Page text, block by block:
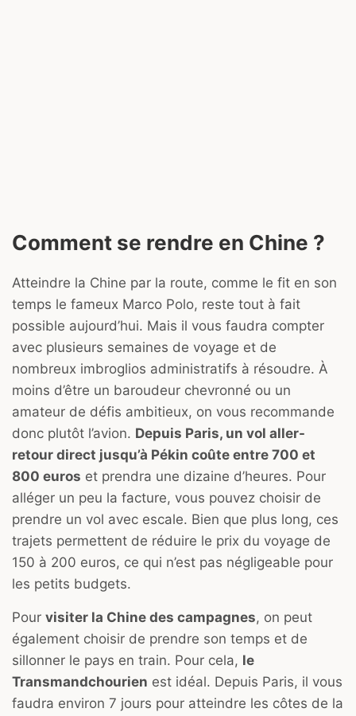
Comment se rendre en Chine ?
Atteindre la Chine par la route, comme le fit en son
temps le fameux Marco Polo, reste tout à fait
possible aujourd’hui. Mais il vous faudra compter
avec plusieurs semaines de voyage et de
nombreux imbroglios administratifs à résoudre. À
moins d’être un baroudeur chevronné ou un
amateur de défis ambitieux, on vous recommande
donc plutôt l’avion. Depuis Paris, un vol aller-
retour direct jusqu’à Pékin coûte entre 700 et
800 euros et prendra une dizaine d’heures. Pour
alléger un peu la facture, vous pouvez choisir de
prendre un vol avec escale. Bien que plus long, ces
trajets permettent de réduire le prix du voyage de
150 à 200 euros, ce qui n’est pas négligeable pour
les petits budgets.
Pour visiter la Chine des campagnes, on peut
également choisir de prendre son temps et de
sillonner le pays en train. Pour cela, le
Transmandchourien est idéal. Depuis Paris, il vous
faudra environ 7 jours pour atteindre les côtes de la